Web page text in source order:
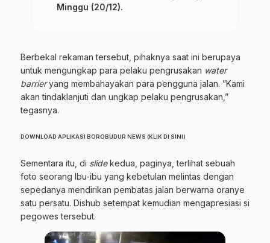
Minggu (20/12).
Berbekal rekaman tersebut, pihaknya saat ini berupaya
untuk mengungkap para pelaku pengrusakan water
barrieryang membahayakan para pengguna jalan. ”Kami
akan tindaklanjuti dan ungkap pelaku pengrusakan,”
tegasnya.
DOWNLOAD APLIKASI BOROBUDUR NEWS (KLIK DI SINI)
Sementara itu, di slidekedua, paginya, terlihat sebuah
foto seorang Ibu-ibu yang kebetulan melintas dengan
sepedanya mendirikan pembatas jalan berwarna oranye
satu persatu. Dishub setempat kemudian mengapresiasi si
pegowes tersebut.